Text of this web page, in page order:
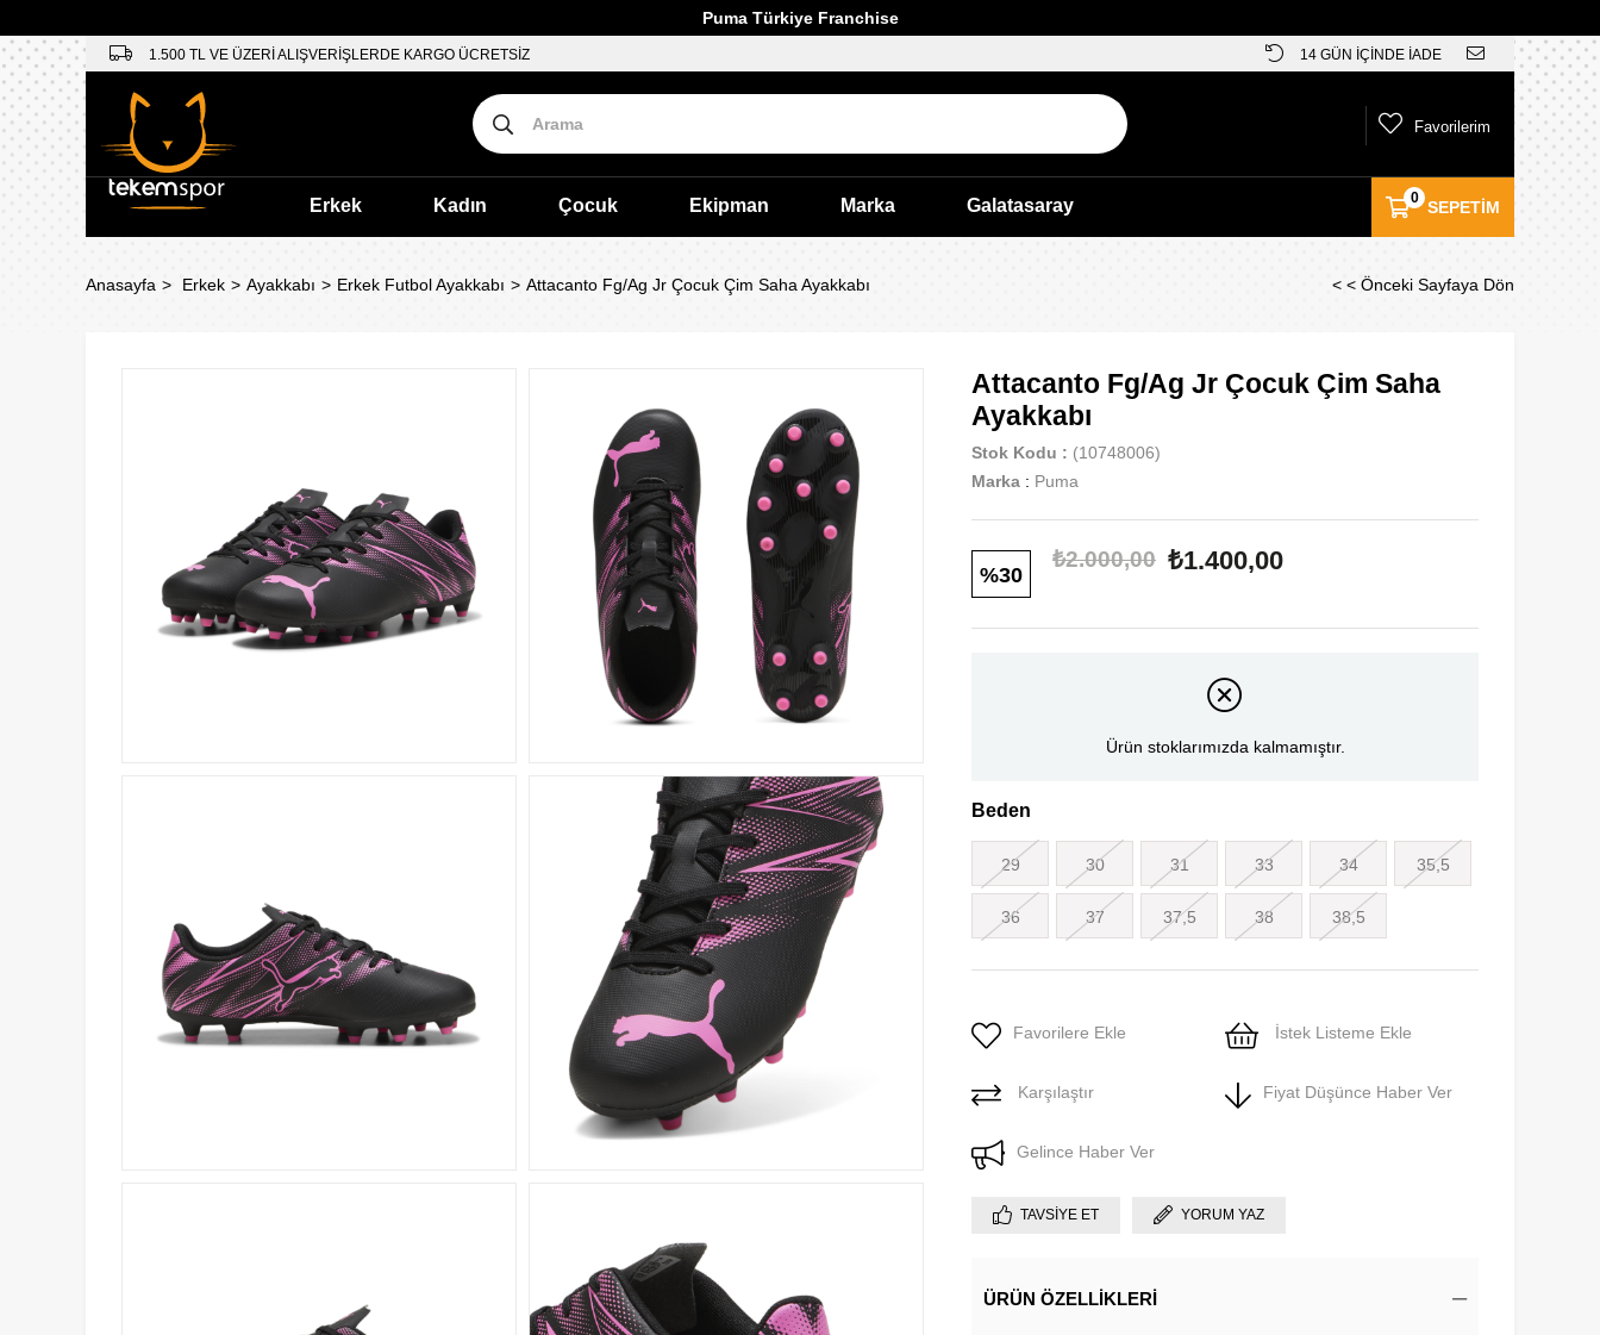
Puma Türkiye Franchise
1.500 TL VE ÜZERİ ALIŞVERİŞLERDE KARGO ÜCRETSİZ 14 GÜN İÇİNDE İADE
SEPETIM
0
Favorilerim
Erkek Kadın Çocuk Ekipman Marka Galatasaray
Anasayfa Erkek Ayakkabı Erkek Futbol Ayakkabı Attacanto Fg/Ag Jr Çocuk Çim Saha Ayakkabı < < Önceki Sayfaya Dön
Attacanto Fg/Ag Jr Çocuk Çim Saha
Ayakkabı
Stok Kodu
(10748006)
Marka : Puma
30
₺2.000,00 ₺1.400,00
Ürün stoklarımızda kalmamıştır.
Beden
29 30 31 33 34 35,5
36 37 37,5 38 38,5
Favorilere Ekle İstek Listeme Ekle
Karşılaştır Fiyat Düşünce Haber Ver
Gelince Haber Ver
TAVSIYE ET YORUM YAZ
ÜRÜN ÖZELLIKLERI